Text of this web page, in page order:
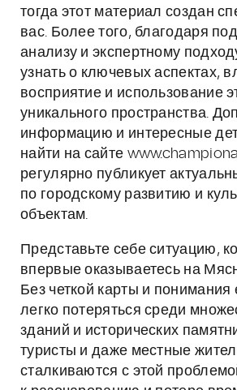
тогда этот материал создан
вас. Более того, благодаря
анализу и экспертному
узнать о ключевых аспектах,
восприятие и использование
уникального пространства.
информацию и интересные
найти на сайте
регулярно публикует
по городскому развитию и
объектам.
Представьте себе ситуацию,
впервые оказываетесь на
Без четкой карты и понимания
легко потеряться среди
зданий и исторических
туристы и даже местные
сталкиваются с этой